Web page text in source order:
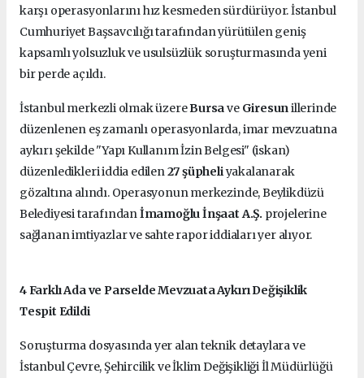
karşı operasyonlarını hız kesmeden sürdürüyor. İstanbul
Cumhuriyet Başsavcılığı tarafından yürütülen geniş
kapsamlı yolsuzluk ve usulsüzlük soruşturmasında yeni
bir perde açıldı.
İstanbul merkezli olmak üzereBursave Giresunillerinde
düzenlenen eş zamanlı operasyonlarda, imar mevzuatına
aykırı şekilde "Yapı Kullanım İzin Belgesi" (iskan)
düzenledikleri iddia edilen27 şüpheliyakalanarak
gözaltına alındı. Operasyonun merkezinde, Beylikdüzü
Belediyesi tarafındanİmamoğlu İnşaat A.Ş. projelerine
sağlanan imtiyazlar ve sahte rapor iddiaları yer alıyor.
4 Farklı Ada ve Parselde Mevzuata Aykırı Değişiklik
Tespit Edildi
Soruşturma dosyasında yer alan teknik detaylara ve
İstanbul Çevre, Şehircilik ve İklim Değişikliği İl Müdürlüğü